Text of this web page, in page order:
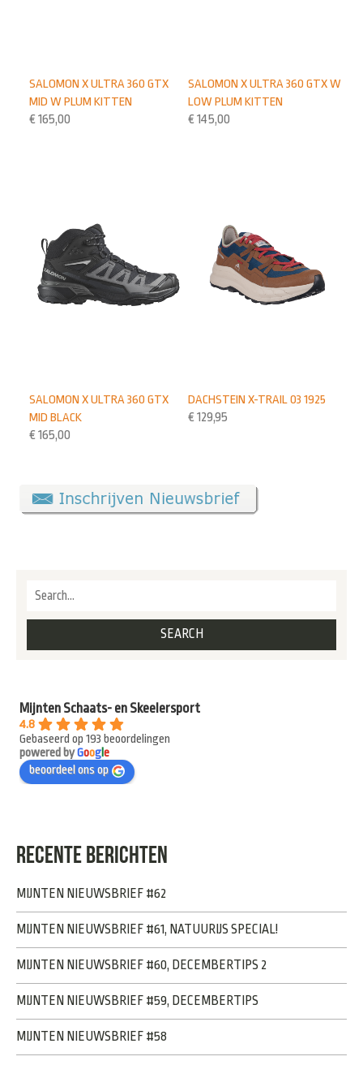
SALOMON X ULTRA 360 GTX W
LOW PLUM KITTEN
€ 145,00
SALOMON X ULTRA 360 GTX
MID W PLUM KITTEN
€ 165,00
DACHSTEIN X-TRAIL 03 1925
€ 129,95
SALOMON X ULTRA 360 GTX
MID BLACK
€ 165,00
Mijnten Schaats- en Skeelersport
4.8
Gebaseerd op 193 beoordelingen
powered byGoogle
beoordeel ons op
RECENTE BERICHTEN
MIJNTEN NIEUWSBRIEF #62
MIJNTEN NIEUWSBRIEF #61, NATUURIJS SPECIAL!
MIJNTEN NIEUWSBRIEF #60, DECEMBERTIPS 2
MIJNTEN NIEUWSBRIEF #59, DECEMBERTIPS
MIJNTEN NIEUWSBRIEF #58